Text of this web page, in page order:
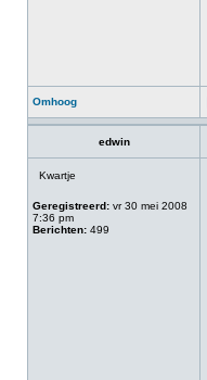
Omhoog
edwin
Kwartje
Geregistreerd: vr 30 mei 2008
7:36 pm
Berichten: 499